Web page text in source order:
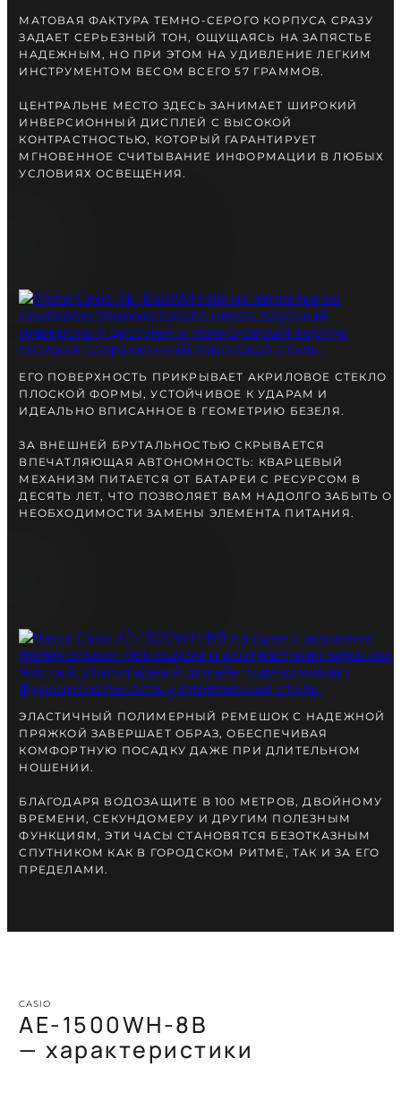
ГАРАНТИЯ 12-24 МЕСЯЦА
ОТПРАВКА В ДЕНЬ ЗАКАКА
Telegram
ПОСОВЕТУЙТЕСЬ
МАТОВАЯ ФАКТУРА ТЕМНО-СЕРОГО КОРПУСА СРАЗУ
ЗАДАЕТ СЕРЬЕЗНЫЙ ТОН, ОЩУЩАЯСЬ НА ЗАПЯСТЬЕ
НАДЕЖНЫМ, НО ПРИ ЭТОМ НА УДИВЛЕНИЕ ЛЕГКИМ
ИНСТРУМЕНТОМ ВЕСОМ ВСЕГО 57 ГРАММОВ.
ЦЕНТРАЛЬНЕ МЕСТО ЗДЕСЬ ЗАНИМАЕТ ШИРОКИЙ
ИНВЕРСИОННЫЙ ДИСПЛЕЙ С ВЫСОКОЙ
КОНТРАСТНОСТЬЮ, КОТОРЫЙ ГАРАНТИРУЕТ
МГНОВЕННОЕ СЧИТЫВАНИЕ ИНФОРМАЦИИ В ЛЮБЫХ
УСЛОВИЯХ ОСВЕЩЕНИЯ.
ЕГО ПОВЕРХНОСТЬ ПРИКРЫВАЕТ АКРИЛОВОЕ СТЕКЛО
ПЛОСКОЙ ФОРМЫ, УСТОЙЧИВОЕ К УДАРАМ И
ИДЕАЛЬНО ВПИСАННОЕ В ГЕОМЕТРИЮ БЕЗЕЛЯ.
ЗА ВНЕШНЕЙ БРУТАЛЬНОСТЬЮ СКРЫВАЕТСЯ
ВПЕЧАТЛЯЮЩАЯ АВТОНОМНОСТЬ: КВАРЦЕВЫЙ
МЕХАНИЗМ ПИТАЕТСЯ ОТ БАТАРЕИ С РЕСУРСОМ В
ДЕСЯТЬ ЛЕТ, ЧТО ПОЗВОЛЯЕТ ВАМ НАДОЛГО ЗАБЫТЬ О
НЕОБХОДИМОСТИ ЗАМЕНЫ ЭЛЕМЕНТА ПИТАНИЯ.
ЭЛАСТИЧНЫЙ ПОЛИМЕРНЫЙ РЕМЕШОК С НАДЕЖНОЙ
ПРЯЖКОЙ ЗАВЕРШАЕТ ОБРАЗ, ОБЕСПЕЧИВАЯ
КОМФОРТНУЮ ПОСАДКУ ДАЖЕ ПРИ ДЛИТЕЛЬНОМ
НОШЕНИИ.
БЛАГОДАРЯ ВОДОЗАЩИТЕ В 100 МЕТРОВ, ДВОЙНОМУ
ВРЕМЕНИ, СЕКУНДОМЕРУ И ДРУГИМ ПОЛЕЗНЫМ
ФУНКЦИЯМ, ЭТИ ЧАСЫ СТАНОВЯТСЯ БЕЗОТКАЗНЫМ
СПУТНИКОМ КАК В ГОРОДСКОМ РИТМЕ, ТАК И ЗА ЕГО
ПРЕДЕЛАМИ.
CASIO
AE-1500WH-8B
— характеристики